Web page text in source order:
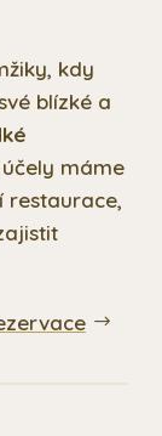
kdy
blízké a
máme
restaurace,